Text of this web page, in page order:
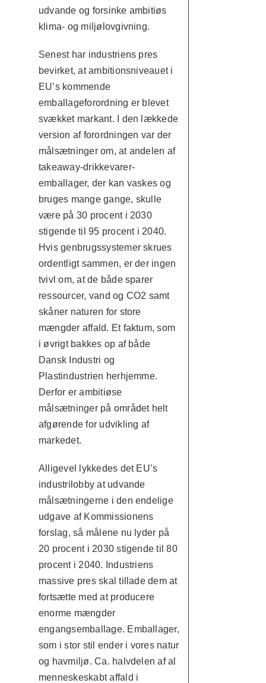
udvande og forsinke ambitiøs
klima- og miljølovgivning.
Senest har industriens pres
bevirket, at ambitionsniveauet i
EU’s kommende
emballageforordning er blevet
svækket markant. I den lækkede
version af forordningen var der
målsætninger om, at andelen af
takeaway-drikkevarer-
emballager, der kan vaskes og
bruges mange gange, skulle
være på 30 procent i 2030
stigende til 95 procent i 2040.
Hvis genbrugssystemer skrues
ordentligt sammen, er der ingen
tvivl om, at de både sparer
ressourcer, vand og CO2 samt
skåner naturen for store
mængder affald. Et faktum, som
i øvrigt bakkes op af både
Dansk Industri og
Plastindustrien herhjemme.
Derfor er ambitiøse
målsætninger på området helt
afgørende for udvikling af
markedet.
Alligevel lykkedes det EU’s
industrilobby at udvande
målsætningerne i den endelige
udgave af Kommissionens
forslag, så målene nu lyder på
20 procent i 2030 stigende til 80
procent i 2040. Industriens
massive pres skal tillade dem at
fortsætte med at producere
enorme mængder
engangsemballage. Emballager,
som i stor stil ender i vores natur
og havmiljø. Ca. halvdelen af al
menneskeskabt affald i